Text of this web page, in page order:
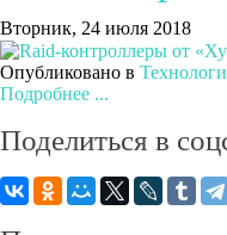
Вторник, 24 июля 2018
Опубликовано в
Подробнее ...
Поделиться в